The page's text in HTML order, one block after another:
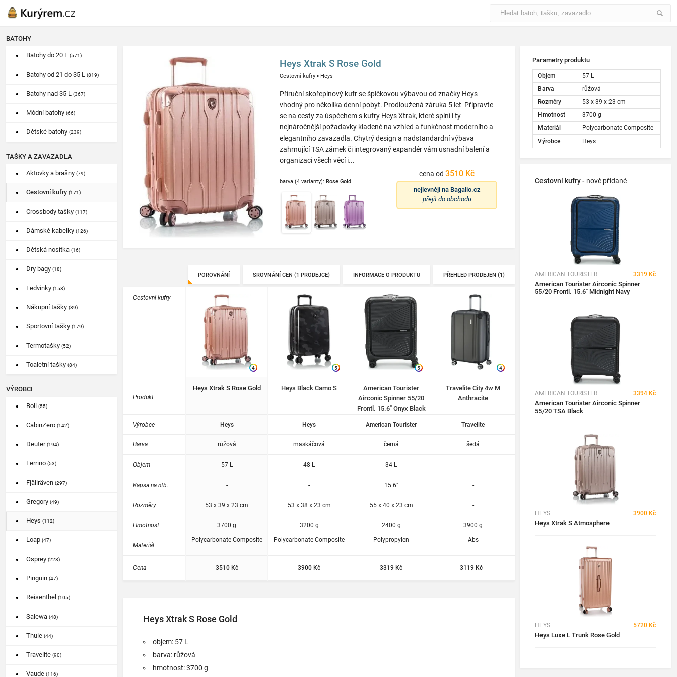
BATOHY
Batohy do 20 L (571)
Batohy od 21 do 35 L (819)
Batohy nad 35 L (367)
Módní batohy (66)
Dětské batohy (239)
TAŠKY A ZAVAZADLA
Aktovky a brašny (79)
Cestovní kufry (171)
Crossbody tašky (117)
Dámské kabelky (126)
Dětská nosítka (16)
Dry bagy (18)
Ledvinky (158)
Nákupní tašky (89)
Sportovní tašky (179)
Termotašky (52)
Toaletní tašky (84)
VÝROBCI
Boll (55)
CabinZero (142)
Deuter(194)
Ferrino (53)
Fjällräven (297)
Gregory (49)
Heys (112)
Loap (47)
Osprey (228)
Pinguin (47)
Reisenthel (105)
Salewa (48)
Thule (44)
Travelite (90)
Vaude (116)
Heys Xtrak S Rose Gold
Cestovní kufry ▪ Heys
Příruční skořepinový kufr se špičkovou výbavou od značky Heys
vhodný pro několika denní pobyt. Prodloužená záruka 5 let Připravte
se na cesty za úspěchem s kufry Heys Xtrak, které splní i ty
nejnáročnější požadavky kladené na vzhled a funkčnost moderního a
elegantního zavazadla. Chytrý design a nadstandardní výbava
zahrnující TSA zámek či integrovaný expandér vám usnadní balení a
organizaci všech věcí i...
barva (4 varianty):Rose Gold
cena od 3510 Kč
nejlevněji na Bagalio.cz
přejít do obchodu
POROVNÁNÍ SROVNÁNÍ CEN (1 PRODEJCE) INFORMACE O PRODUKTU PŘEHLED PRODEJEN (1)
Cestovní kufry
Produkt
Výrobce
Barva
Objem
Kapsa na ntb.
Rozměry
Hmotnost
Materiál
Cena
4
Heys Xtrak S Rose Gold
Heys
růžová
57 L
-
53 x 39 x 23 cm
3700 g
Polycarbonate Composite
3510 Kč
5
Heys Black Camo S
Heys
maskáčová
48 L
-
53 x 38 x 23 cm
3200 g
Polycarbonate Composite
3900 Kč
5
American Tourister
Airconic Spinner 55/20
Frontl. 15.6″ Onyx Black
American Tourister
černá
34 L
15.6"
55 x 40 x 23 cm
2400 g
Polypropylen
3319 Kč
4
Travelite City 4w M
Anthracite
Travelite
šedá
-
-
-
3900 g
Abs
3119 Kč
Heys Xtrak S Rose Gold
objem: 57 L
barva: růžová
hmotnost: 3700 g
Parametry produktu
Objem
57 L
Barva
růžová
Rozměry
53 x 39 x 23 cm
Hmotnost
3700 g
Materiál
Polycarbonate Composite
Výrobce
Heys
Cestovní kufry - nově přidané
AMERICAN TOURISTER 3319 Kč
American Tourister Airconic Spinner
55/20 Frontl. 15.6″ Midnight Navy
AMERICAN TOURISTER 3394 Kč
American Tourister Airconic Spinner
55/20 TSA Black
HEYS 3900 Kč
Heys Xtrak S Atmosphere
HEYS 5720 Kč
Heys Luxe L Trunk Rose Gold